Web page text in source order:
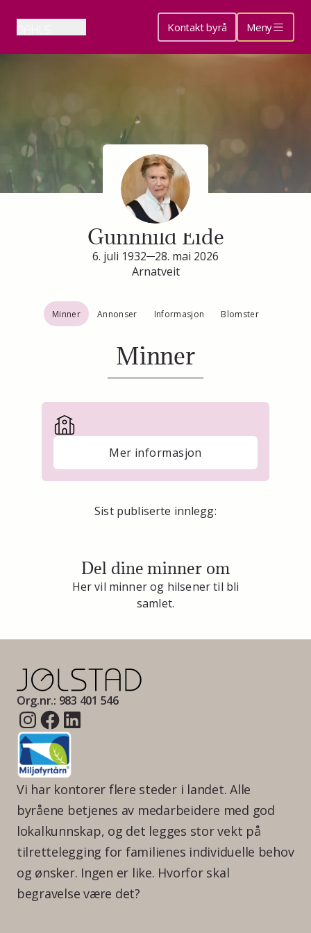
Kontakt byrå Meny
Minneside for
Gunnhild Eide
6. juli 1932
28. mai 2026
Arnatveit
Minner Annonser Informasjon Blomster
Minner
Mer informasjon
Sist publiserte innlegg:
Del dine minner om
Her vil minner og hilsener til bli
samlet.
Org.nr.: 983 401 546
Vi har kontorer flere steder i landet. Alle
byråene betjenes av medarbeidere med god
lokalkunnskap, og det legges stor vekt på
tilrettelegging for familienes individuelle behov
og ønsker. Ingen er like. Hvorfor skal
begravelse være det?